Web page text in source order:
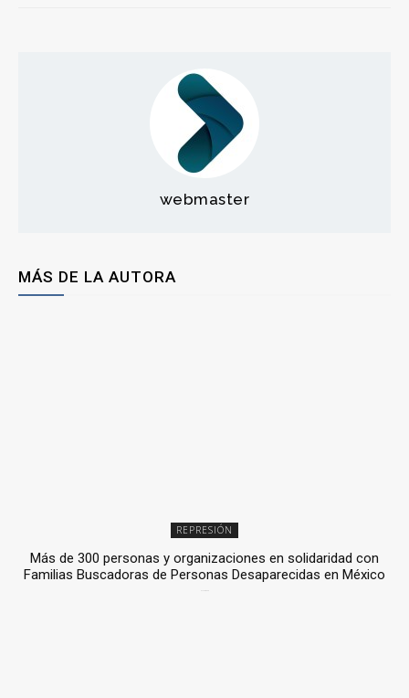
webmaster
MÁS DE LA AUTORA
REPRESIÓN
Más de 300 personas y organizaciones en solidaridad con
Familias Buscadoras de Personas Desaparecidas en México